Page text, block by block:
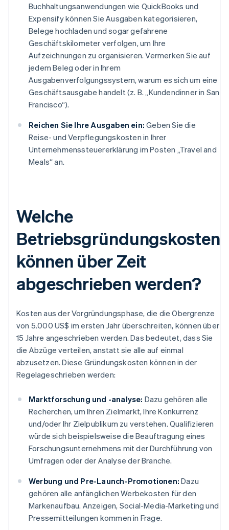
Buchhaltungsanwendungen wie QuickBooks und
Expensify können Sie Ausgaben kategorisieren,
Belege hochladen und sogar gefahrene
Geschäftskilometer verfolgen, um Ihre
Aufzeichnungen zu organisieren. Vermerken Sie auf
jedem Beleg oder in Ihrem
Ausgabenverfolgungssystem, warum es sich um eine
Geschäftsausgabe handelt (z. B. „Kundendinner in San
Francisco“).
Reichen Sie Ihre Ausgaben ein: Geben Sie die
Reise- und Verpflegungskosten in Ihrer
Unternehmenssteuererklärung im Posten „Travel and
Meals“ an.
Welche
Betriebsgründungskosten
können über Zeit
abgeschrieben werden?
Kosten aus der Vorgründungsphase, die die Obergrenze
von 5.000 US$ im ersten Jahr überschreiten, können über
15 Jahre angeschrieben werden. Das bedeutet, dass Sie
die Abzüge verteilen, anstatt sie alle auf einmal
abzusetzen. Diese Gründungskosten können in der
Regelageschrieben werden:
Marktforschung und -analyse: Dazu gehören alle
Recherchen, um Ihren Zielmarkt, Ihre Konkurrenz
und/oder Ihr Zielpublikum zu verstehen. Qualifizieren
würde sich beispielsweise die Beauftragung eines
Forschungsunternehmens mit der Durchführung von
Umfragen oder der Analyse der Branche.
Werbung und Pre-Launch-Promotionen: Dazu
gehören alle anfänglichen Werbekosten für den
Markenaufbau. Anzeigen, Social-Media-Marketing und
Pressemitteilungen kommen in Frage.